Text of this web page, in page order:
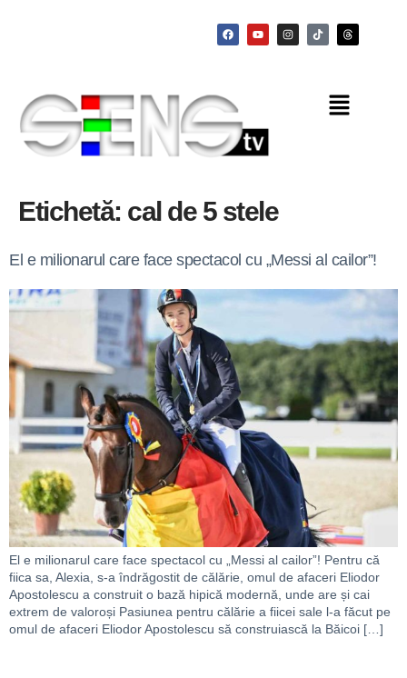
Etichetă: cal de 5 stele
El e milionarul care face spectacol cu „Messi al cailor”!
El e milionarul care face spectacol cu „Messi al cailor”! Pentru că
fiica sa, Alexia, s-a îndrăgostit de călărie, omul de afaceri Eliodor
Apostolescu a construit o bază hipică modernă, unde are și cai
extrem de valoroși Pasiunea pentru călărie a fiicei sale l-a făcut pe
omul de afaceri Eliodor Apostolescu să construiască la Băicoi […]